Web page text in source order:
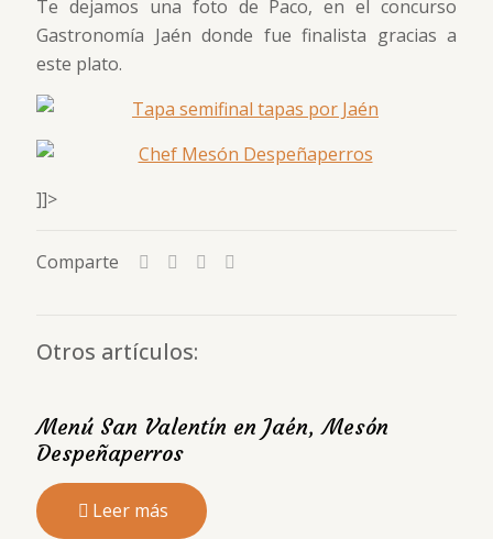
Te dejamos una foto de Paco, en el concurso
Gastronomía Jaén donde fue finalista gracias a
este plato.
]]>
Comparte
Otros artículos:
Menú San Valentín en Jaén, Mesón
Despeñaperros
Leer más